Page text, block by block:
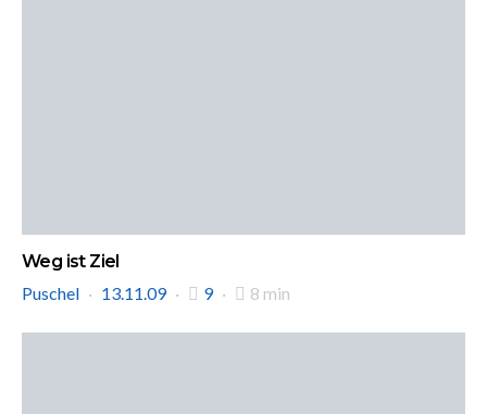
Weg ist Ziel
Puschel
13.11.09 9 8 min